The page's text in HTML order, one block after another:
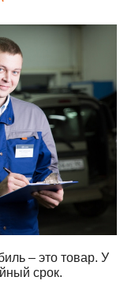
– это товар. У
срок.